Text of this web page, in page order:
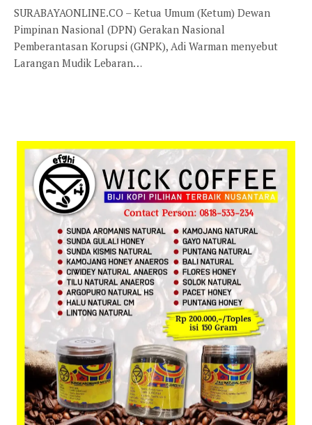
SURABAYAONLINE.CO – Ketua Umum (Ketum) Dewan
Pimpinan Nasional (DPN) Gerakan Nasional
Pemberantasan Korupsi (GNPK), Adi Warman menyebut
Larangan Mudik Lebaran…